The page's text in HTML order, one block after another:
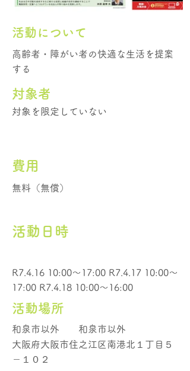
活動について
高齢者・障がい者の快適な生活を提案
する
​対象者
対象を限定していない
費用
無料（無償）
活動日時
R7.4.16 10:00～17:00 R7.4.17 10:00～
17:00 R7.4.18 10:00～16:00
活動場所
和泉市以外
和泉市以外
大阪府大阪市住之江区南港北１丁目５
－１０２